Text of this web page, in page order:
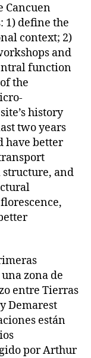
Cancuen
1) define the
context; 2)
and
function
the
history
two years
have better
and
zona de
entre Tierras
Demarest
están
por Arthur